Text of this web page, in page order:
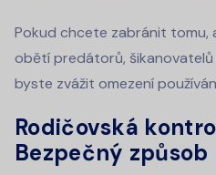
Pokud chcete zabránit tomu,
obětí predátorů,
byste zvážit omezení
Rodičovská
Bezpečný